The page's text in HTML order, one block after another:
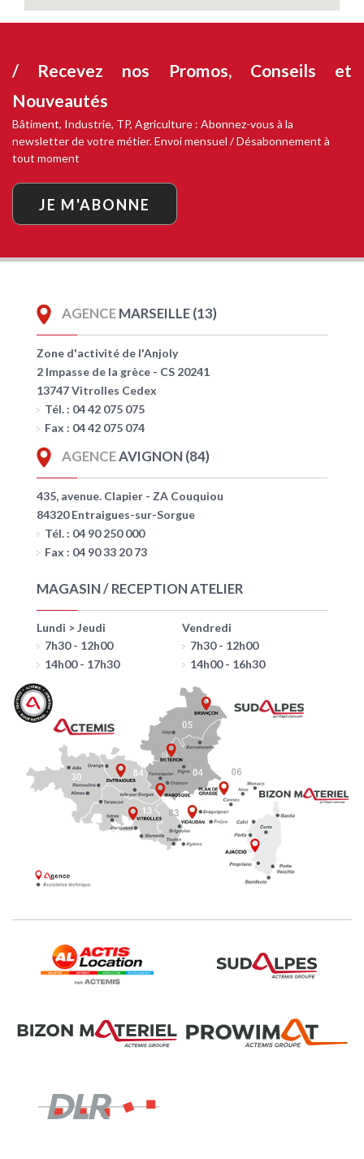
/ Recevez nos Promos, Conseils et
Nouveautés
Bâtiment, Industrie, TP, Agriculture : Abonnez-vous à la
newsletter de votre métier. Envoi mensuel / Désabonnement à
tout moment
JE M'ABONNE
AGENCEMARSEILLE (13)
Zone d'activité de l'Anjoly
2 Impasse de la grèce - CS 20241
13747 Vitrolles Cedex
Tél. : 04 42 075 075
Fax : 04 42 075 074
AGENCEAVIGNON (84)
435, avenue. Clapier - ZA Couquiou
84320 Entraigues-sur-Sorgue
Tél. : 04 90 250 000
Fax : 04 90 33 20 73
MAGASIN / RECEPTION ATELIER
Lundi > Jeudi
7h30 - 12h00
14h00 - 17h30
Vendredi
7h30 - 12h00
14h00 - 16h30